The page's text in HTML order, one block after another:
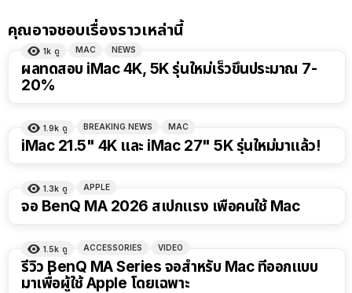
คุณอาจชอบเรื่องราวเหล่านี้
1k ดู MAC NEWS
ผลทดสอบ iMac 4K, 5K รุ่นใหม่เร็วขึ้นประมาณ 7-
20%
1.9k ดู BREAKING NEWS MAC
iMac 21.5" 4K และ iMac 27" 5K รุ่นใหม่มาแล้ว!
1.3k ดู APPLE
จอ BenQ MA 2026 สเปกแรง เพื่อคนใช้ Mac
1.5k ดู ACCESSORIES VIDEO
รีวิว BenQ MA Series จอสำหรับ Mac ที่ออกแบบ
มาเพื่อผู้ใช้ Apple โดยเฉพาะ